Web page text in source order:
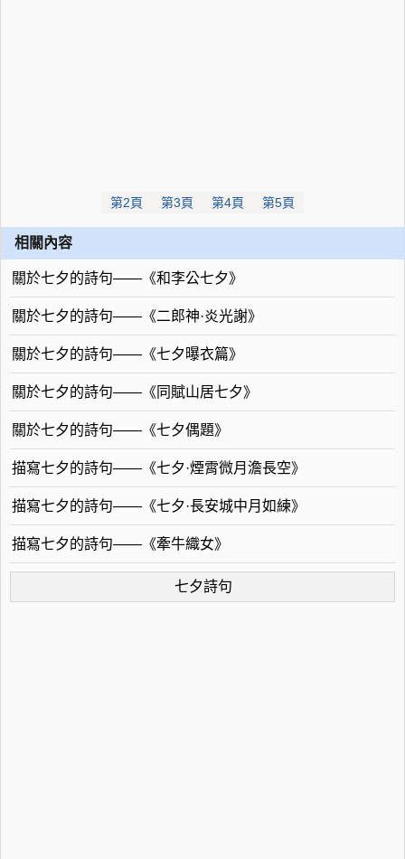
第2頁 第3頁 第4頁 第5頁
相關內容
關於七夕的詩句——《和李公七夕》
關於七夕的詩句——《二郎神·炎光謝》
關於七夕的詩句——《七夕曝衣篇》
關於七夕的詩句——《同賦山居七夕》
關於七夕的詩句——《七夕偶題》
描寫七夕的詩句——《七夕·煙霄微月澹長空》
描寫七夕的詩句——《七夕·長安城中月如練》
描寫七夕的詩句——《牽牛織女》
七夕詩句